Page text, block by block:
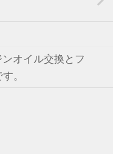
オイル交換とフ
。